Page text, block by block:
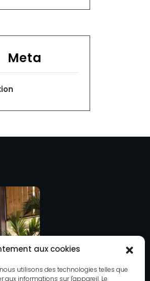
aux cookies
utilisons des technologies telles que
aux informations sur l'appareil. Le
Meta